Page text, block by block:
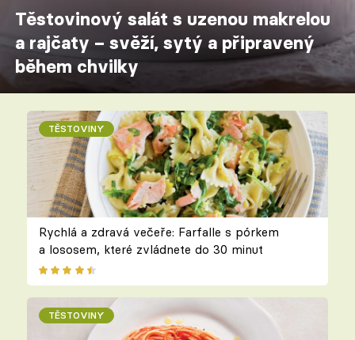
Těstovinový salát s uzenou makrelou
a rajčaty – svěží, sytý a připravený
během chvilky
TĚSTOVINY
Rychlá a zdravá večeře: Farfalle s pórkem
a lososem, které zvládnete do 30 minut
TĚSTOVINY